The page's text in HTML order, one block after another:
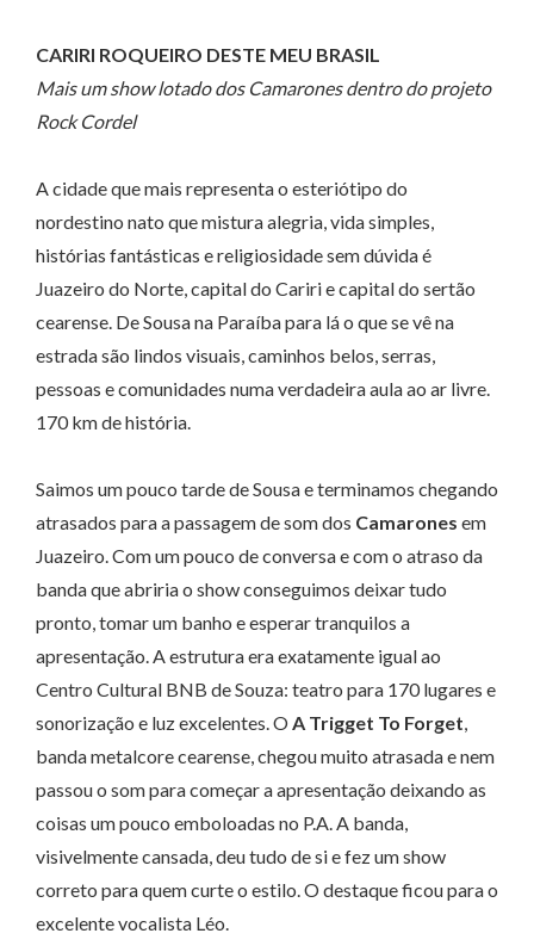
CARIRI ROQUEIRO DESTE MEU BRASIL
Mais um show lotado dos Camarones dentro do projeto
Rock Cordel
A cidade que mais representa o esteriótipo do
nordestino nato que mistura alegria, vida simples,
histórias fantásticas e religiosidade sem dúvida é
Juazeiro do Norte, capital do Cariri e capital do sertão
cearense. De Sousa na Paraíba para lá o que se vê na
estrada são lindos visuais, caminhos belos, serras,
pessoas e comunidades numa verdadeira aula ao ar livre.
170 km de história.
Saimos um pouco tarde de Sousa e terminamos chegando
atrasados para a passagem de som dos Camarones em
Juazeiro. Com um pouco de conversa e com o atraso da
banda que abriria o show conseguimos deixar tudo
pronto, tomar um banho e esperar tranquilos a
apresentação. A estrutura era exatamente igual ao
Centro Cultural BNB de Souza: teatro para 170 lugares e
sonorização e luz excelentes. OA Trigget To Forget,
banda metalcore cearense, chegou muito atrasada e nem
passou o som para começar a apresentação deixando as
coisas um pouco emboloadas no P.A. A banda,
visivelmente cansada, deu tudo de si e fez um show
correto para quem curte o estilo. O destaque ficou para o
excelente vocalista Léo.